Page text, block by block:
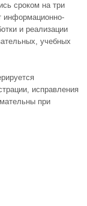
сроком на три
информационно-
и реализации
учебных
исправления
при